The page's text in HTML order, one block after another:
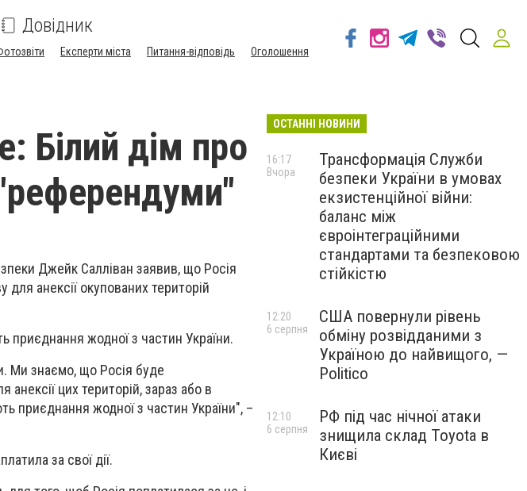
Довідник
Експерти міста Питання-відповідь Оголошення
Білий дім про
Джейк Салліван заявив, що Росія
анексії окупованих територій
приєднання жодної з частин України.
Ми знаємо, що Росія буде
цих територій, зараз або в
приєднання жодної з частин України", –
за свої дії.
ОСТАННІ НОВИНИ
Трансформація Служби
безпеки України в умовах
екзистенційної війни:
баланс між
євроінтеграційними
стандартами та безпековою
стійкістю
16:17
Вчора
США повернули рівень
обміну розвідданими з
Україною до найвищого, —
Politico
12:20
6 серпня
РФ під час нічної атаки
знищила склад Toyota в
Києві
12:10
6 серпня